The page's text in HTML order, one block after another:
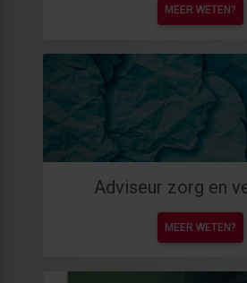
MEER WETEN?
Adviseur zorg en
MEER WETEN?